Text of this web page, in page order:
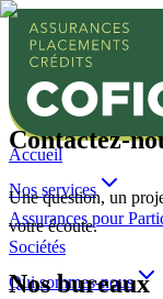
Accueil
Nos services
Assurances pour
Sociétés
Qui sommes-nous
Contactez-
Une question, un
votre écoute.
Nos bureaux